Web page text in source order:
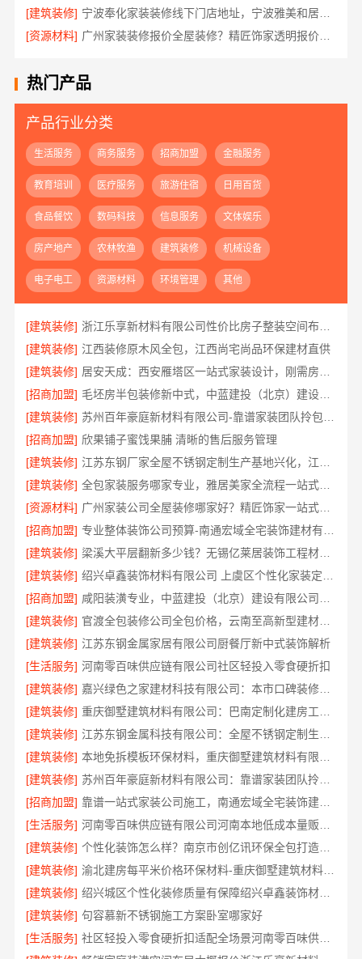
[建筑装修]
[资源材料]
广州家装装修报价全屋装修？精匠饰家透明报价零增项
热门产品
产品行业分类
生活服务 商务服务 招商加盟 金融服务
教育培训 医疗服务 旅游住宿 日用百货
食品餐饮 数码科技 信息服务 文体娱乐
房产地产 农林牧渔 建筑装修 机械设备
电子电工 资源材料 环境管理 其他
[建筑装修]
浙江乐享新材料有限公司性价比房子整装空间布局上门服务
[建筑装修] 江西装修原木风全包，江西尚宅尚品环保建材直供
[建筑装修]
[招商加盟]
毛坯房半包装修新中式，中蓝建投（北京）建设有限公司武功分公司
[建筑装修]
[招商加盟] 欣果铺子蜜饯果脯 清晰的售后服务管理
[建筑装修]
[建筑装修]
全包家装服务哪家专业，雅居美家全流程一站式解决
[资源材料]
广州家装公司全屋装修哪家好？精匠饰家一站式整装
[招商加盟]
[建筑装修]
梁溪大平层翻新多少钱？无锡亿莱居装饰工程材料有限公司报价
[建筑装修]
[招商加盟]
[建筑装修]
官渡全包装修公司全包价格，云南至高新型建材有限公司闭口合同
[建筑装修] 江苏东钢金属家居有限公司厨餐厅新中式装饰解析
[生活服务] 河南零百味供应链有限公司社区轻投入零食硬折扣
[建筑装修]
嘉兴绿色之家建材科技有限公司：本市口碑装修实惠之选
[建筑装修]
[建筑装修]
[建筑装修]
[建筑装修]
[招商加盟]
靠谱一站式家装公司施工，南通宏域全宅装饰建材有限公司全程负责
[生活服务]
[建筑装修]
个性化装饰怎么样？南京市创亿讯环保全包打造品质家居
[建筑装修]
渝北建房每平米价格环保材料-重庆御墅建筑材料有限公司重钢别墅
[建筑装修]
绍兴城区个性化装修质量有保障绍兴卓鑫装饰材料有限公司匠心打造
[建筑装修] 句容慕新不锈钢施工方案卧室哪家好
[生活服务]
社区轻投入零食硬折扣适配全场景河南零百味供应链有限公司整店输出